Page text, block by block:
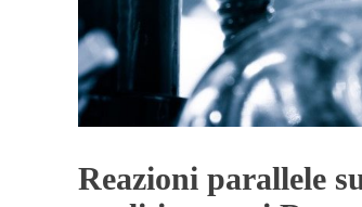
Reazioni parallele